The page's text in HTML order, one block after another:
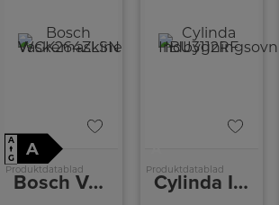
A
↑
G
A
Produktdatablad
Bosch Vaskemaskine
Produktdatablad
Cylinda Indbygningsovn